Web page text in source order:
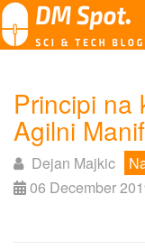
Principi na
Agilni
Dejan Majkic
06 December